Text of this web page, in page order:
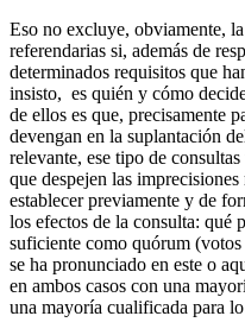
Eso no excluye, obviamente,
referendarias si, además de
determinados requisitos que
insisto, es quién y cómo
de ellos es que, precisamente
devengan en la suplantación
relevante, ese tipo de
que despejen las
establecer previamente y de
los efectos de la consulta: qué
suficiente como quórum
se ha pronunciado en este o
en ambos casos con una
una mayoría cualificada para